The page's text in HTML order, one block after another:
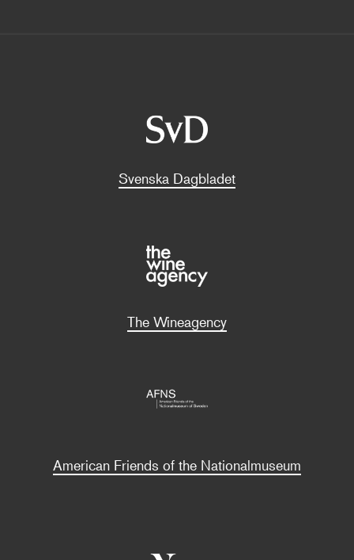
Svenska Dagbladet
The Wineagency
American Friends of the Nationalmuseum